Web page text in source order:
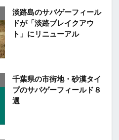
淡路島のサバゲーフィール
ドが「淡路ブレイクアウ
ト」にリニューアル
千葉県の市街地・砂漠タイ
プのサバゲーフィールド８
選